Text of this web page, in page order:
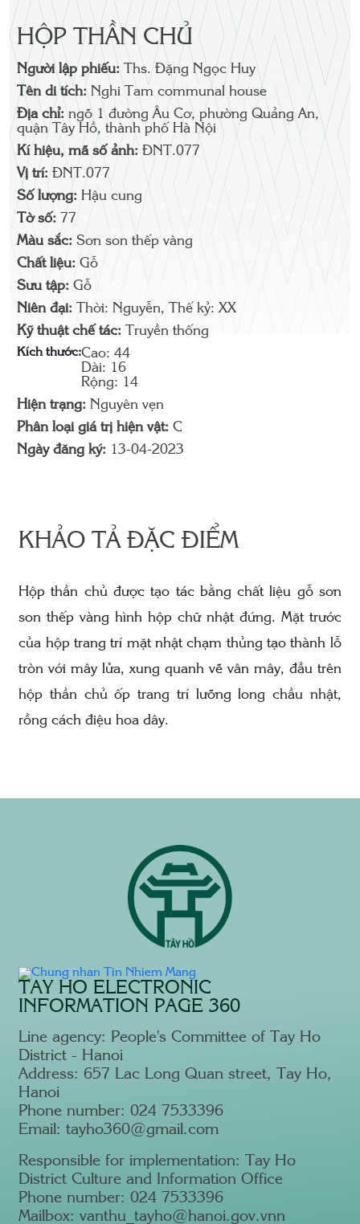
HỘP THẦN CHỦ
Người lập phiếu: Ths. Đặng Ngọc Huy
Tên di tích: Nghi Tam communal house
Địa chỉ:ngõ 1 đường Âu Cơ, phường Quảng An,
quận Tây Hồ, thành phố Hà Nội
Kí hiệu, mã số ảnh:ĐNT.077
Vị trí:ĐNT.077
Số lượng:Hậu cung
Tờ số: 77
Màu sắc:Sơn son thếp vàng
Chất liệu:Gỗ
Sưu tập:Gỗ
Niên đại: Thời: Nguyễn, Thế kỷ: XX
Kỹ thuật chế tác: Truyền thống
Kích thước:Cao: 44
Dài: 16
Rộng: 14
Hiện trạng:Nguyên vẹn
Phân loại giá trị hiện vật:C
Ngày đăng ký: 13-04-2023
KHẢO TẢ ĐẶC ĐIỂM
Hộp thần chủ được tạo tác bằng chất liệu gỗ sơn
son thếp vàng hình hộp chữ nhật đứng. Mặt trước
của hộp trang trí mặt nhật chạm thủng tạo thành lỗ
tròn với mây lửa, xung quanh vẽ vân mây, đầu trên
hộp thần chủ ốp trang trí lưỡng long chầu nhật,
rồng cách điệu hoa dây.
TAY HO ELECTRONIC
INFORMATION PAGE 360
Line agency: People's Committee of Tay Ho
District - Hanoi
Address: 657 Lac Long Quan street, Tay Ho,
Hanoi
Phone number: 024 7533396
Email: tayho360@gmail.com
Responsible for implementation: Tay Ho
District Culture and Information Office
Phone number: 024 7533396
Mailbox: vanthu_tayho@hanoi.gov.vnn